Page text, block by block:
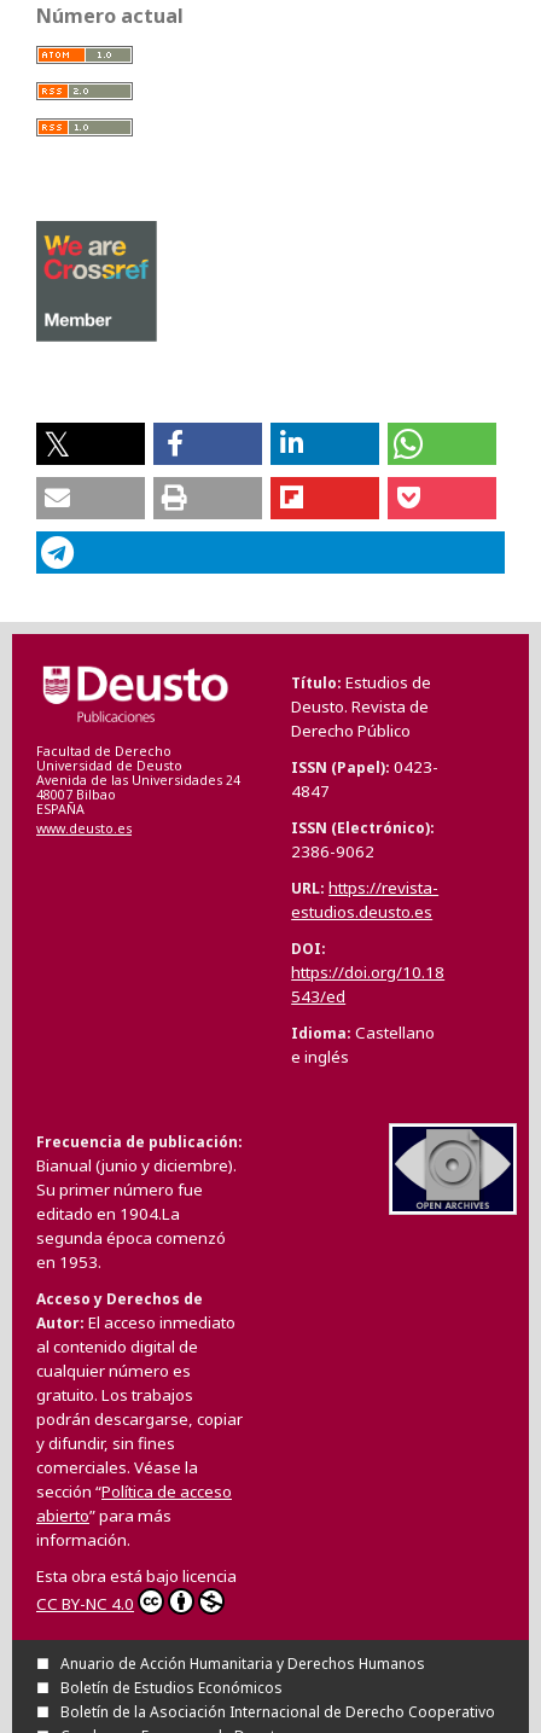
Número actual
Facultad de Derecho
Universidad de Deusto
Avenida de las Universidades 24
48007 Bilbao
ESPAÑA
www.deusto.es
Título Estudios de
Deusto. Revista de
Derecho Público
ISSN (Papel) 0423-
4847
ISSN (Electrónico)
2386-9062
URL https://revista-
estudios.deusto.es
DOI
https://doi.org/10.18
543/ed
Idioma Castellano
e inglés
Frecuencia de publicación
Bianual (junio y diciembre).
Su primer número fue
editado en 1904.La
segunda época comenzó
en 1953.
Acceso y Derechos de
Autor El acceso inmediato
al contenido digital de
cualquier número es
gratuito. Los trabajos
podrán descargarse, copiar
y difundir, sin fines
comerciales. Véase la
sección “Política de acceso
abierto” para más
información.
Esta obra está bajo licencia
CC BY-NC 4.0
Anuario de Acción Humanitaria y Derechos Humanos
Boletín de Estudios Económicos
Boletín de la Asociación Internacional de Derecho Cooperativo